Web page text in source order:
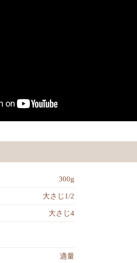
300g
大さじ1/2
大さじ4
適量